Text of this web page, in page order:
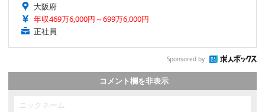
大阪府
年収469万6,000円～699万6,000円
正社員
Sponsored by
コメント欄を非表示